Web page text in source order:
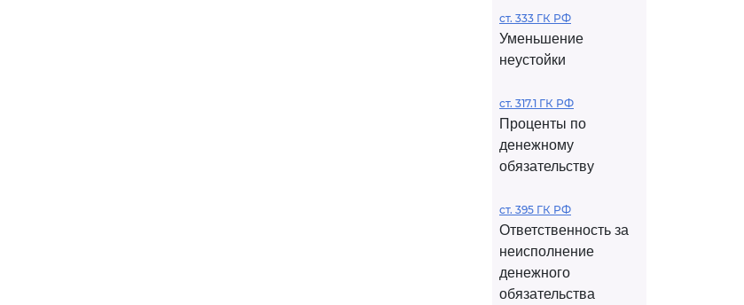
ст. 333 ГК РФ
Уменьшение
неустойки
ст. 317.1 ГК РФ
Проценты по
денежному
обязательству
ст. 395 ГК РФ
Ответственность за
неисполнение
денежного
обязательства